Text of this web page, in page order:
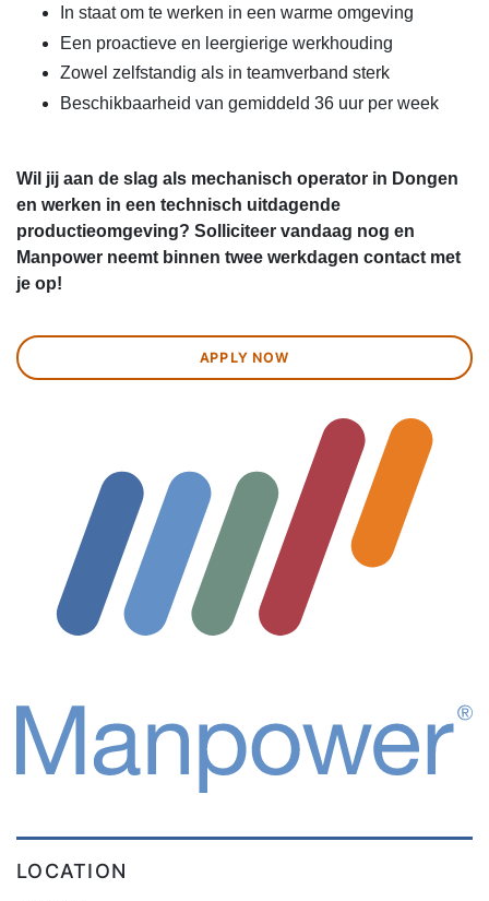
In staat om te werken in een warme omgeving
Een proactieve en leergierige werkhouding
Zowel zelfstandig als in teamverband sterk
Beschikbaarheid van gemiddeld 36 uur per week
Wil jij aan de slag als mechanisch operator in Dongen
en werken in een technisch uitdagende
productieomgeving? Solliciteer vandaag nog en
Manpower neemt binnen twee werkdagen contact met
je op!
APPLY NOW
LOCATION